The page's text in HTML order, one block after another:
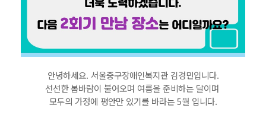
안녕하세요. 서울중구장애인복지관 김경민입니다.
선선한 봄바람이 불어오며 여름을 준비하는 달이며
모두의 가정에 평안만 있기를 바라는 5월 입니다.